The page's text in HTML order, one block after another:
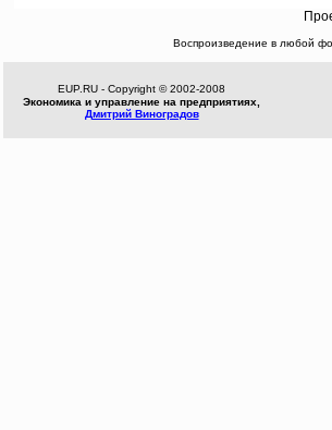
Воспроизведение в любой
EUP.RU - Copyright © 2002-2008
Экономика и управление на предприятиях,
Дмитрий Виноградов